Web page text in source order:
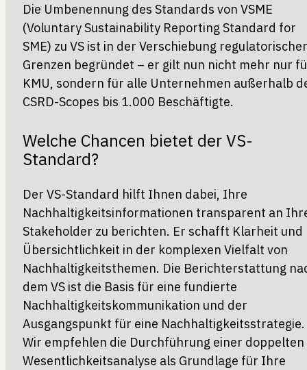
Die Umbenennung des Standards von VSME
(Voluntary Sustainability Reporting Standard for
SME) zu VS ist in der Verschiebung regulatorischer
Grenzen begründet – er gilt nun nicht mehr nur
KMU, sondern für alle Unternehmen außerhalb
CSRD-Scopes bis 1.000 Beschäftigte.
Welche Chancen bietet der VS-
Standard?
Der VS-Standard hilft Ihnen dabei, Ihre
Nachhaltigkeitsinformationen transparent an
Stakeholder zu berichten. Er schafft Klarheit und
Übersichtlichkeit in der komplexen Vielfalt von
Nachhaltigkeitsthemen. Die Berichterstattung
dem VS ist die Basis für eine fundierte
Nachhaltigkeitskommunikation und der
Ausgangspunkt für eine Nachhaltigkeitsstrategie.
Wir empfehlen die Durchführung einer doppelten
Wesentlichkeitsanalyse als Grundlage für Ihre